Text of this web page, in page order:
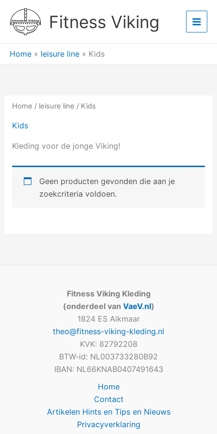
naar
inhoud
Fitness Viking
Main
Home » leisure line » Kids
Home / leisure line / Kids
Kids
Kleding voor de jonge Viking!
Geen producten gevonden die aan je
zoekcriteria voldoen.
Fitness Viking Kleding
(onderdeel van VaeV.nl)
1824 ES Alkmaar
theo@fitness-viking-kleding.nl
KVK: 82792208
BTW-id: NL003733280B92
IBAN: NL66KNAB0407491643
Home
Contact
Artikelen Hints en Tips en Nieuws
Privacyverklaring